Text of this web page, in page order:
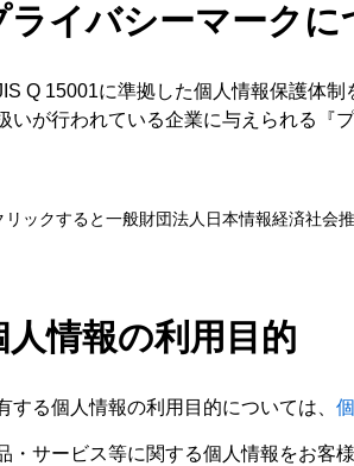
ライバシーマークに
Q 15001に準拠した個人情報保護体
いが行われている企業に与えられる『
リックすると一般財団法人日本情報経済社会
人情報の利用目的
する個人情報の利用目的については、
・サービス等に関する個人情報をお客